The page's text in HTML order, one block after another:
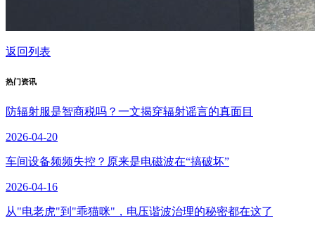
返回列表
热门资讯
防辐射服是智商税吗？一文揭穿辐射谣言的真面目
2026-04-20
车间设备频频失控？原来是电磁波在“搞破坏”
2026-04-16
从"电老虎"到"乖猫咪"，电压谐波治理的秘密都在这了